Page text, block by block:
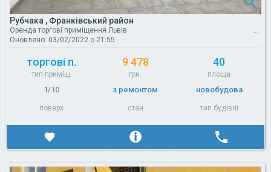
Рубчака , Франківський район
Оренда торгові приміщення Львів
Оновлено: 03/02/2022 о 21:55
торгові п.
тип приміщ.
9 478
грн.
40
площа
1/10
поверх
з ремонтом
стан
новобудова
тип будівлі